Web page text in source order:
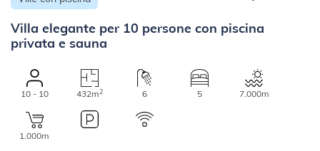
Villa elegante per 10 persone con piscina
privata e sauna
10 - 10 432m2 6 5 7.000m
1.000m